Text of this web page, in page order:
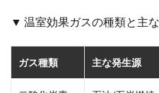
▼ 温室効果ガスの種類と主
ガス種類 主な発生源